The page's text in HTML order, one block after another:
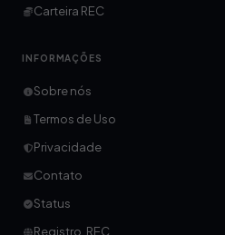
Carteira REC
INFORMAÇÕES
Sobre nós
Termos de Uso
Privacidade
Contato
Status
Registro .REC